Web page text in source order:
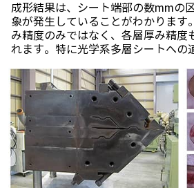
成形結果は、シート端部の数mmの
象が発生していることがわかります
み精度のみではなく、各層厚み精度
れます。特に光学系多層シートへの